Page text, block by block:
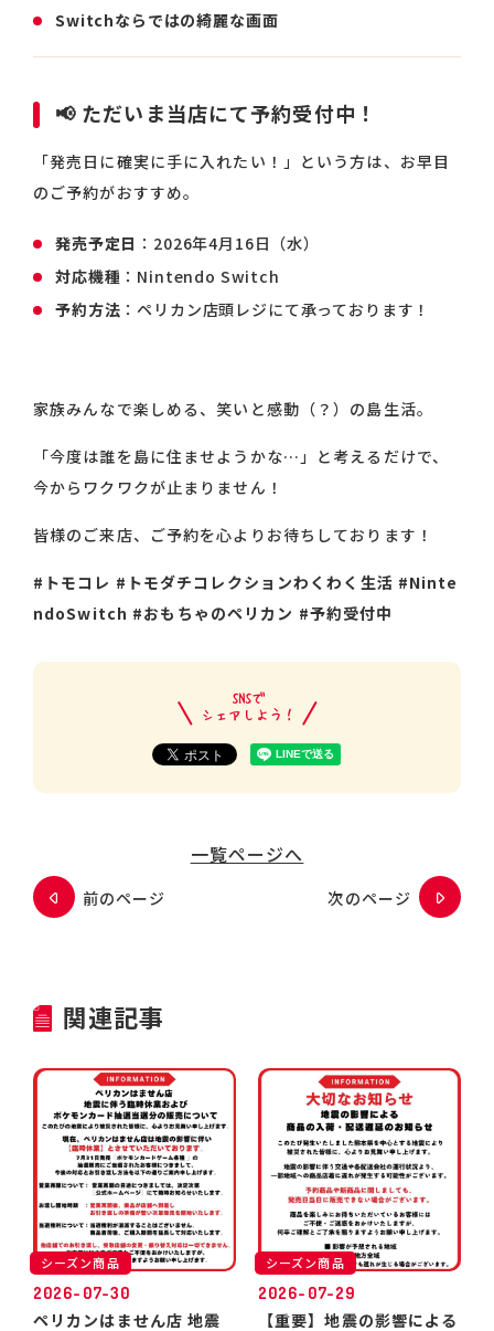
Switchならではの綺麗な画面
📢 ただいま当店にて予約受付中！
「発売日に確実に手に入れたい！」という方は、お早目
のご予約がおすすめ。
発売予定日 ：2026年4月16日（水）
対応機種 ：Nintendo Switch
予約方法 ：ペリカン店頭レジにて承っております！
家族みんなで楽しめる、笑いと感動（？）の島生活。
「今度は誰を島に住ませようかな…」と考えるだけで、
今からワクワクが止まりません！
皆様のご来店、ご予約を心よりお待ちしております！
#トモコレ #トモダチコレクションわくわく生活 #Ninte
ndoSwitch #おもちゃのペリカン #予約受付中
一覧ページへ
前のページ 次のページ
関連記事
シーズン商品
2026-07-30
ペリカンはません店 地震
シーズン商品
2026-07-29
【重要】地震の影響による